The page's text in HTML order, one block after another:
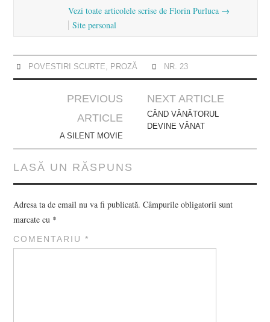
Vezi toate articolele scrise de Florin Purluca →
Site personal
POVESTIRI SCURTE, PROZĂ NR. 23
navigation
PREVIOUS
ARTICLE
A SILENT MOVIE
NEXT ARTICLE
CÂND VÂNĂTORUL
DEVINE VÂNAT
LASĂ UN RĂSPUNS
Adresa ta de email nu va fi publicată. Câmpurile obligatorii sunt
marcate cu *
COMENTARIU*